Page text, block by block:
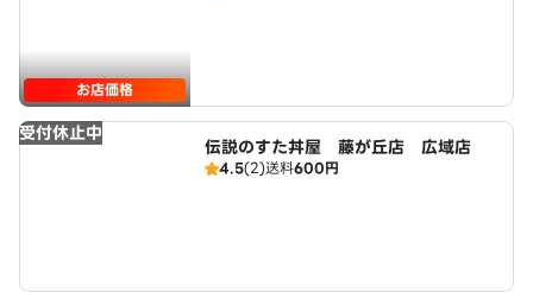
お店価格
受付休止中
伝説のすた丼屋 藤が丘店 広域店
4.5(2)送料600円